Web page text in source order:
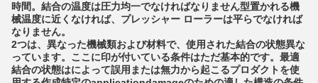
時間。結合の温度は圧力均一でなければなりません型置かれる機
械温度に近くなければ、プレッシャー ローラーは平らでなければ
なりません。
2つは、異なった機械類および材料で、使用された結合の状態異な
っています。ここに印が付いている条件はただ基本的です。最適
結合の状態はによって誤用または無力から起こるプロダクトを使